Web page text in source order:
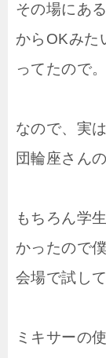
その場にあ
からOKみた
ってたので。
なので、実
団輪座さん
もちろん学
かったので
会場で試し
ミキサーの